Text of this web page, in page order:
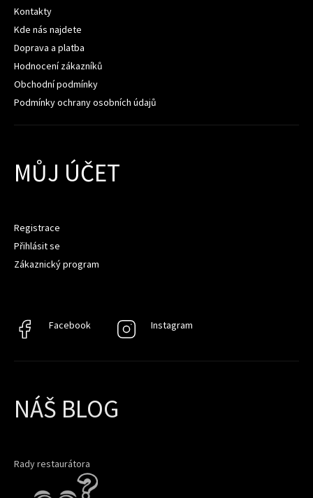
Kontakty
Kde nás najdete
Doprava a platba
Hodnocení zákazníků
Obchodní podmínky
Podmínky ochrany osobních údajů
MŮJ ÚČET
Registrace
Přihlásit se
Zákaznický program
Facebook
Facebook Instagram
Instagram
NÁŠ BLOG
Rady restaurátora